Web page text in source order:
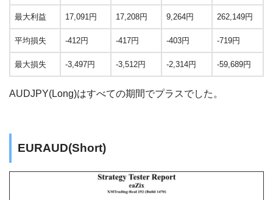
最大利益 17,091円 17,208円 9,264円 262,149円
平均損失 -412円 -417円 -403円 -719円
最大損失 -3,497円 -3,512円 -2,314円 -59,689円
AUDJPY(Long)はすべての期間でプラスでした。
EURAUD(Short)